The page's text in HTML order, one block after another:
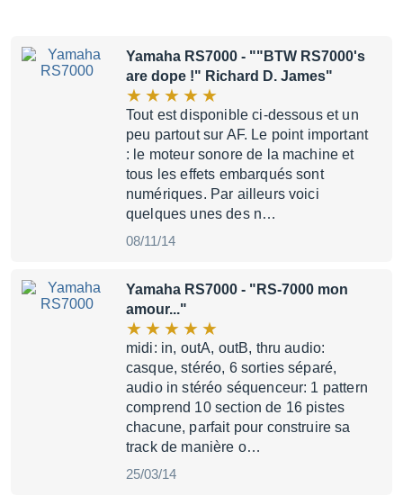
Yamaha RS7000 - ""BTW RS7000's
are dope !" Richard D. James"
Tout est disponible ci-dessous et un
peu partout sur AF. Le point important
: le moteur sonore de la machine et
tous les effets embarqués sont
numériques. Par ailleurs voici
quelques unes des n…
08/11/14
Yamaha RS7000 - "RS-7000 mon
amour..."
midi: in, outA, outB, thru audio:
casque, stéréo, 6 sorties séparé,
audio in stéréo séquenceur: 1 pattern
comprend 10 section de 16 pistes
chacune, parfait pour construire sa
track de manière o…
25/03/14